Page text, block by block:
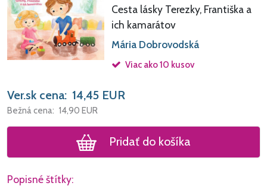
Cesta lásky Terezky, Františka a
ich kamarátov
Mária Dobrovodská
Viac ako 10 kusov
Ver.sk cena: 14,45 EUR
Bežná cena: 14,90 EUR
Pridať do košíka
Popisné štítky: